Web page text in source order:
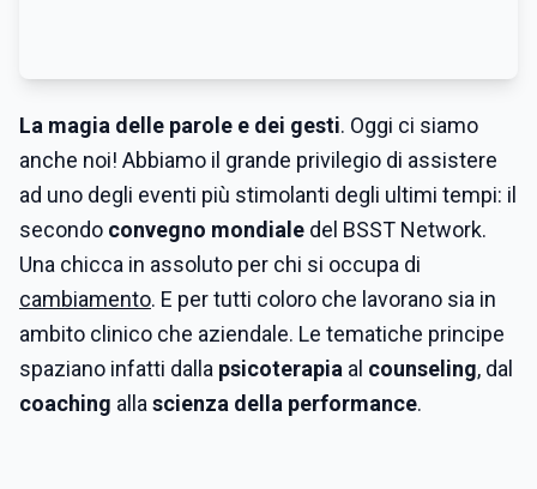
La magia delle parole e dei gesti. Oggi ci siamo
anche noi! Abbiamo il grande privilegio di assistere
ad uno degli eventi più stimolanti degli ultimi tempi: il
secondo convegno mondiale del BSST Network.
Una chicca in assoluto per chi si occupa di
cambiamento. E per tutti coloro che lavorano sia in
ambito clinico che aziendale. Le tematiche principe
spaziano infatti dalla psicoterapia al counseling, dal
coaching alla scienza della performance.